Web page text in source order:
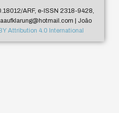
ARF, e-ISSN 2318-9428,
| João
Attribution 4.0 International